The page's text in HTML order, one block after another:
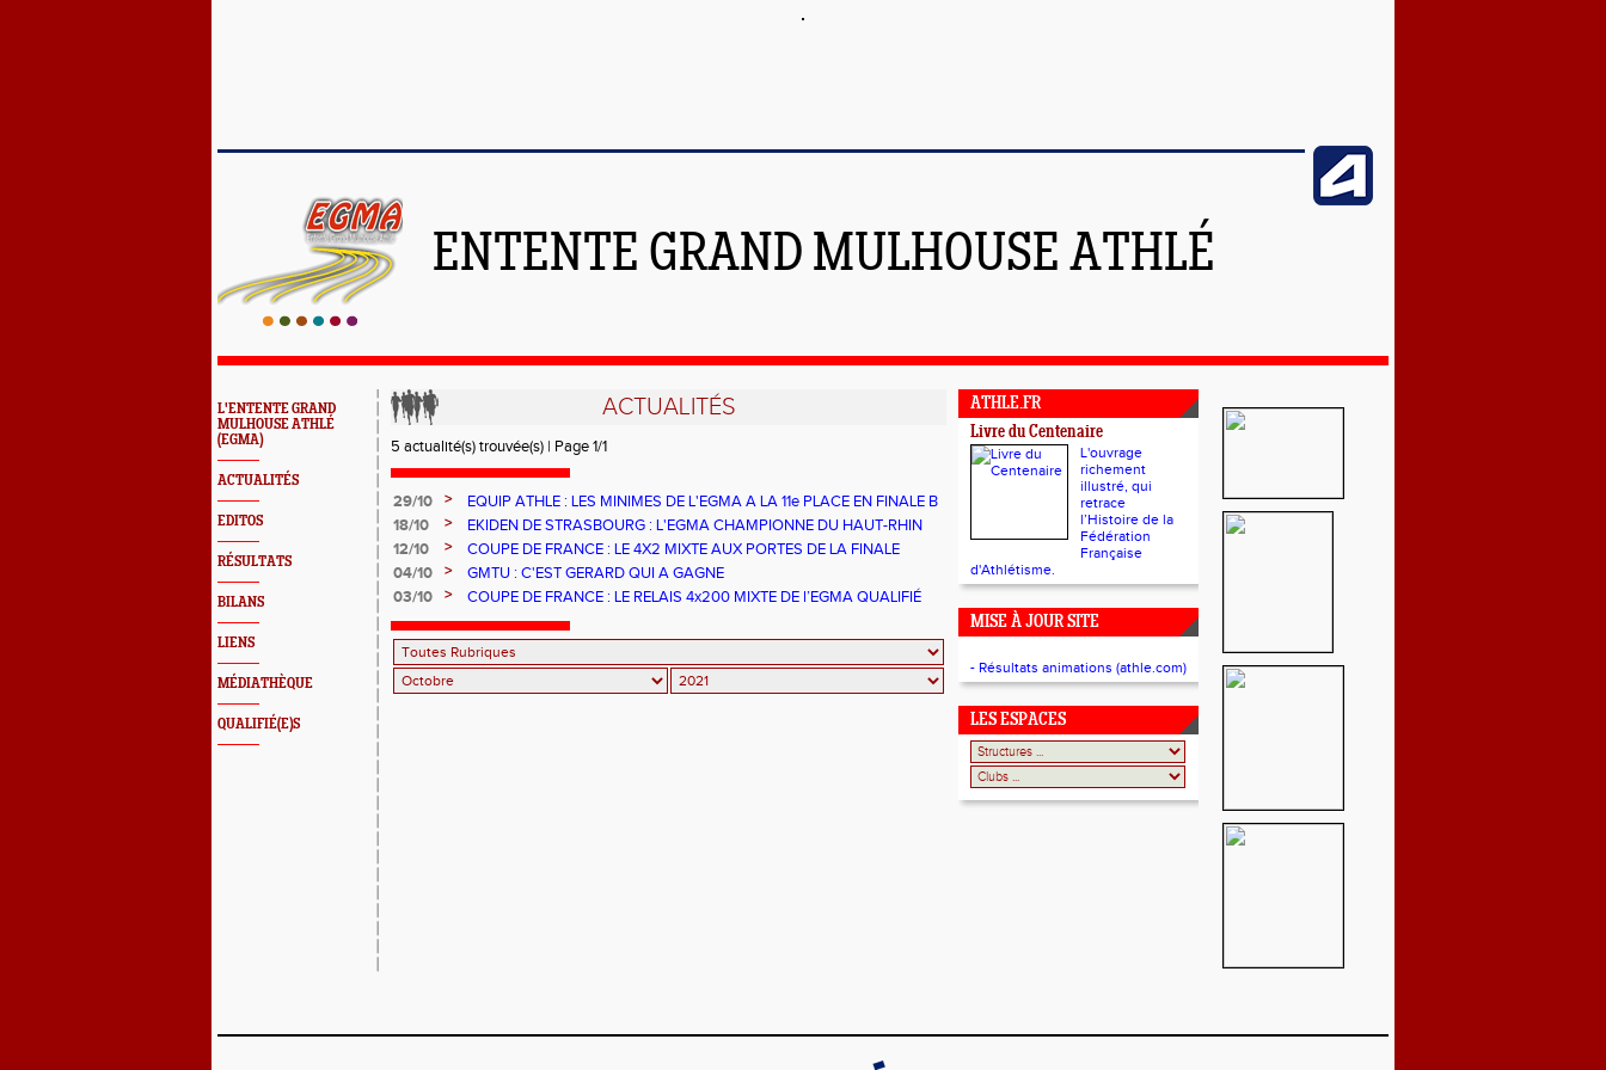
ENTENTE GRAND MULHOUSE ATHLÉ
L'ENTENTE GRAND
MULHOUSE ATHLÉ
(EGMA)
ACTUALITÉS
EDITOS
RÉSULTATS
BILANS
LIENS
MÉDIATHÈQUE
QUALIFIÉ(E)S
ACTUALITÉS
5 actualité(s) trouvée(s) | Page 1/1
29/10 >
EQUIP ATHLE : LES MINIMES DE L'EGMA A LA 11e PLACE EN FINALE B
18/10
>
EKIDEN DE STRASBOURG : L'EGMA CHAMPIONNE DU HAUT-RHIN
12/10
>
COUPE DE FRANCE : LE 4X2 MIXTE AUX PORTES DE LA FINALE
04/10
>
GMTU : C'EST GERARD QUI A GAGNE
03/10
> COUPE DE FRANCE : LE RELAIS 4x200 MIXTE DE l’EGMA QUALIFIÉ
ATHLE.FR
Livre du Centenaire
L'ouvrage
richement
illustré, qui
retrace
l’Histoire de la
Fédération
Française
d'Athlétisme.
MISE À JOUR SITE
- Résultats animations (athle.com)
LES ESPACES